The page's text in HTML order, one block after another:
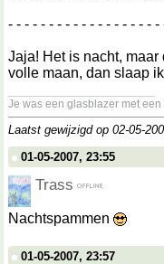
- - - - - - - - - - - - - - - - - -
Jaja! Het is nacht,
volle maan, dan slaap
Je was een glasblazer met
Laatst gewijzigd op 02-05-
01-05-2007, 23:55
Trass
Nachtspammen
01-05-2007, 23:57